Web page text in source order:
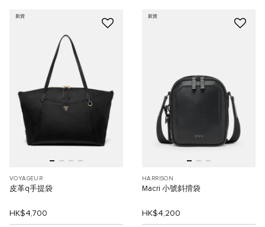
新貨
VOYAGEUR
皮革q手提袋
HK$4,700
新貨
HARRISON
Macri 小號斜揹袋
HK$4,200